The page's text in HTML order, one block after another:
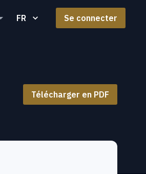
FR Se connecter
Télécharger en PDF